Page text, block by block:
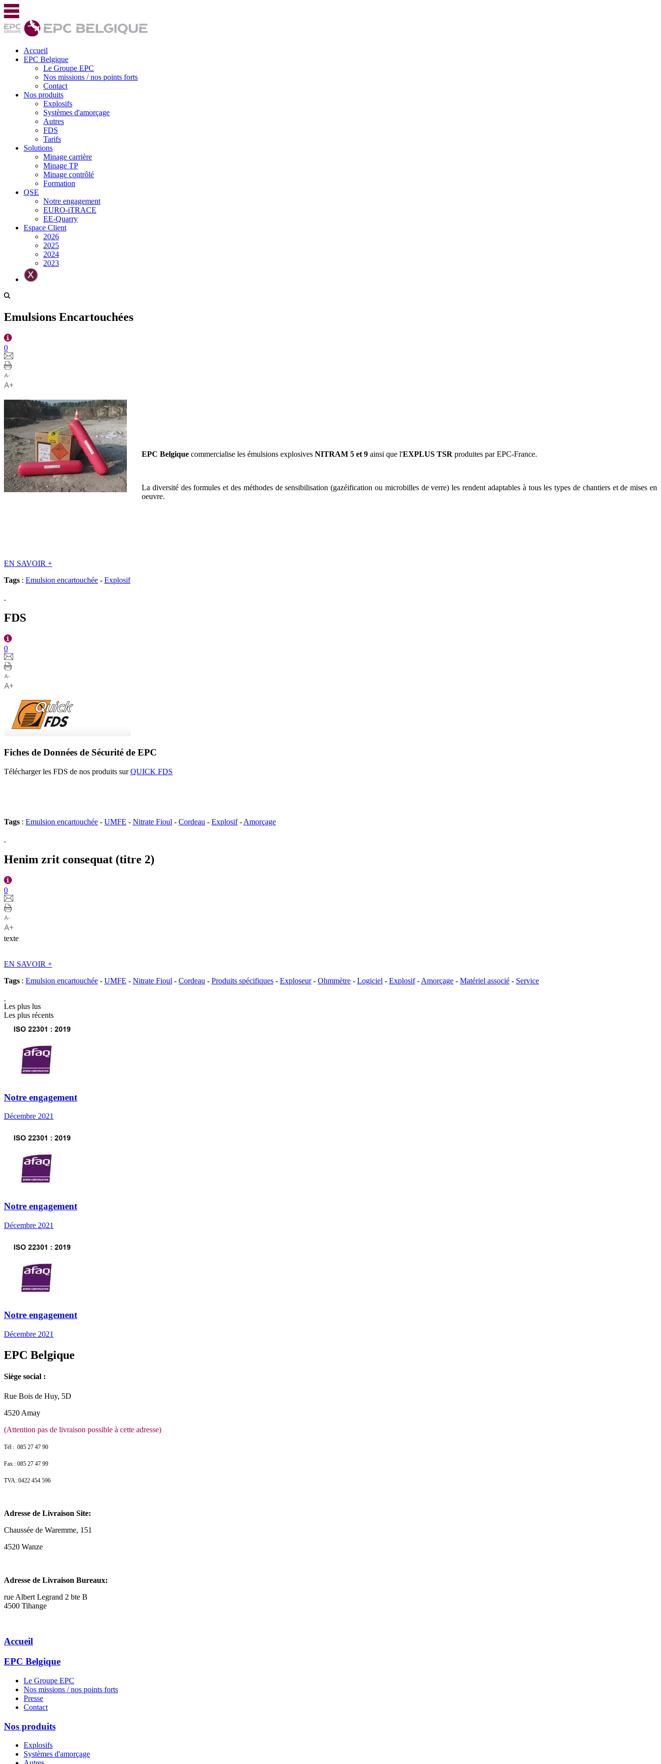
Accueil
EPC Belgique
Le Groupe EPC
Nos missions / nos points forts
Contact
Nos produits
Explosifs
Systèmes d'amorçage
Autres
FDS
Tarifs
Solutions
Minage carrière
Minage TP
Minage contrôlé
Formation
QSE
Notre engagement
EURO-iTRACE
EE-Quarry
Espace Client
2026
2025
2024
2023
Emulsions Encartouchées
0
EPC Belgique commercialise les émulsions explosives NITRAM 5 et 9 ainsi que l'EXPLUS TSR produites par EPC-France.
La diversité des formules et des méthodes de sensibilisation (gazéification ou microbilles de verre) les rendent adaptables à tous les types de chantiers et de mises en
oeuvre.
EN SAVOIR +
Tags : Emulsion encartouchée - Explosif
FDS
0
Fiches de Données de Sécurité de EPC
Télécharger les FDS de nos produits surQUICK FDS
Tags : Emulsion encartouchée - UMFE - Nitrate Fioul - Cordeau - Explosif- Amorçage
Henim zrit consequat (titre 2)
0
texte
EN SAVOIR +
Tags : Emulsion encartouchée - UMFE - Nitrate Fioul - Cordeau - Produits spécifiques - Exploseur- Ohmmètre - Logiciel - Explosif- Amorçage - Matériel associé - Service
Les plus lus
Les plus récents
Notre engagement
Décembre 2021
Notre engagement
Décembre 2021
Notre engagement
Décembre 2021
EPC Belgique
Siège social :
Rue Bois de Huy, 5D
4520 Amay
(Attention pas de livraison possible à cette adresse)
Tél : 085 27 47 90
Fax : 085 27 47 99
TVA: 0422 454 596
Adresse de Livraison Site:
Chaussée de Waremme, 151
4520 Wanze
Adresse de Livraison Bureaux:
rue Albert Legrand 2 bte B
4500 Tihange
Accueil
EPC Belgique
Le Groupe EPC
Nos missions / nos points forts
Presse
Contact
Nos produits
Explosifs
Systèmes d'amorçage